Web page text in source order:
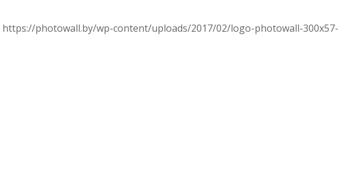
https://photowall.by/wp-content/uploads/2017/02/logo-photowall-300x57-